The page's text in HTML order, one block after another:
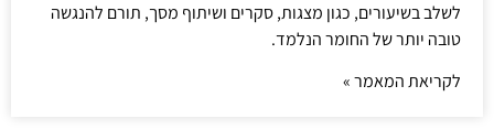
לשלב בשיעורים, כגון מצגות, סקרים ושיתוף מסך, תורם להנגשה
טובה יותר של החומר הנלמד.
לקריאת המאמר »